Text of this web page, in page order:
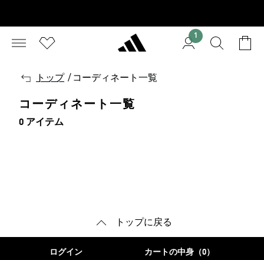
1
戻
トップ / コーディネート一覧
コーディネート一覧
0 アイテム
トップに戻る
ログイン カートの中身（0）